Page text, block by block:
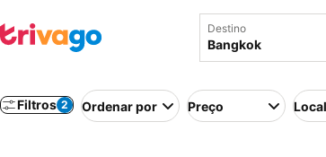
Destino
Filtros 2 Ordenar por Preço